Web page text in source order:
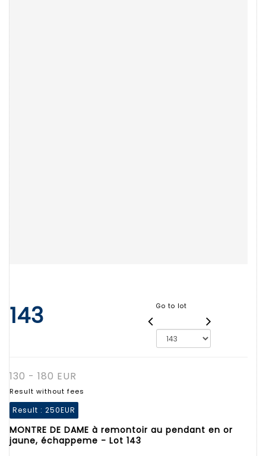
143 Go to lot
130 - 180 EUR
Result without fees
Result : 250EUR
MONTRE DE DAME à remontoir au pendant en or
jaune, échappeme - Lot 143